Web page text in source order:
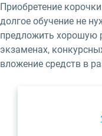
Приобретение
долгое обучение не
предложить хорошую
экзаменах,
вложение средств в